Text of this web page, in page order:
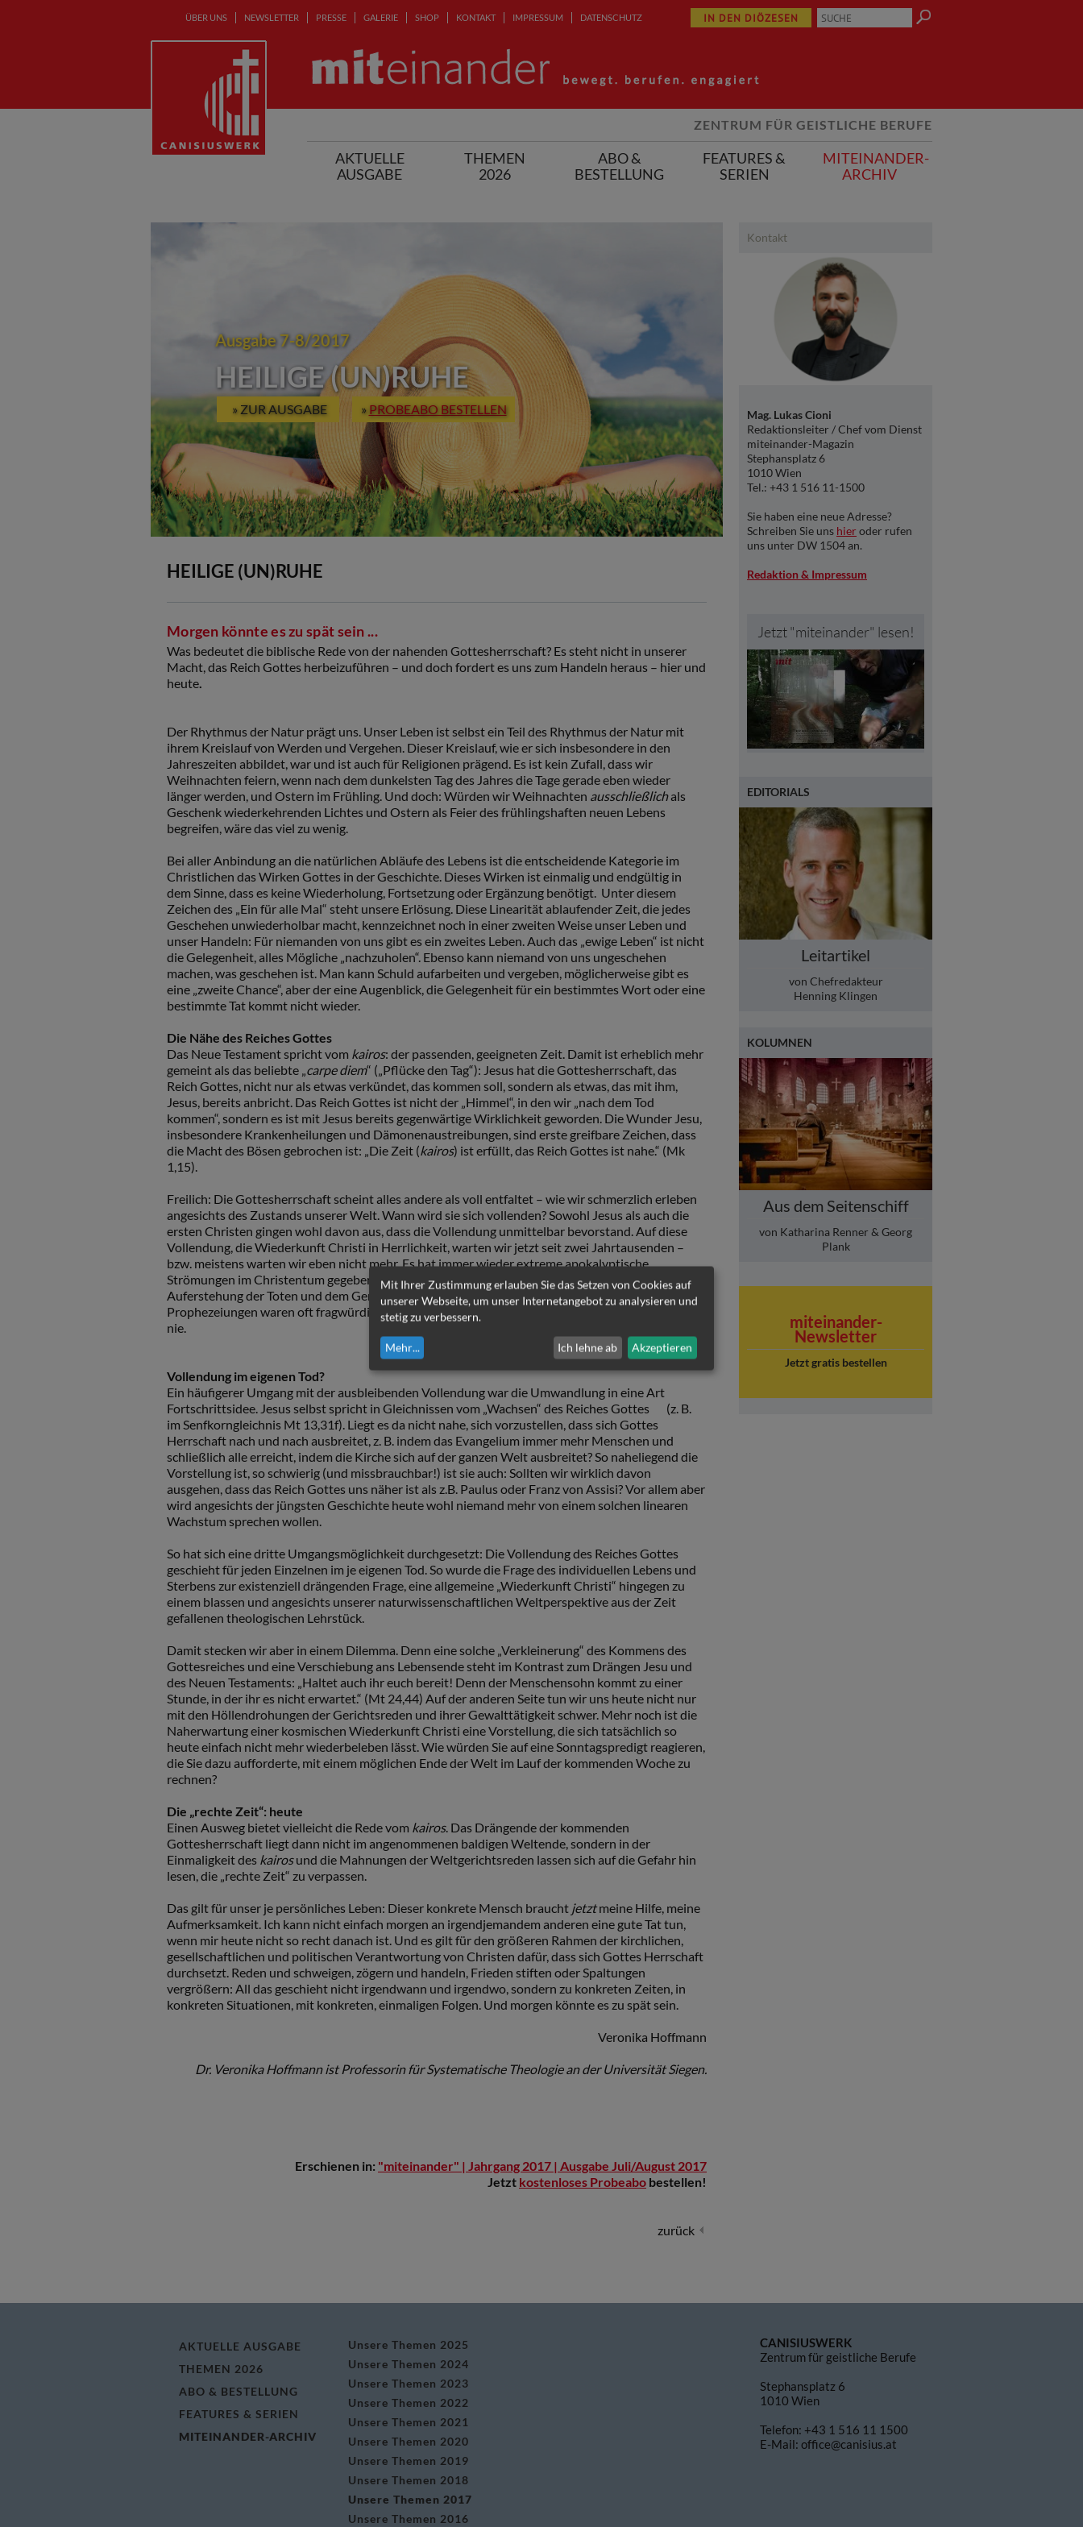
IN DEN DIÖZESEN
ÜBER UNS NEWSLETTER PRESSE GALERIE SHOP KONTAKT IMPRESSUM DATENSCHUTZ
ZENTRUM FÜR GEISTLICHE BERUFE
AKTUELLE
AUSGABE
THEMEN
2026
ABO &
BESTELLUNG
FEATURES &
SERIEN
MITEINANDER-
ARCHIV
Ausgabe 7-8/2017
HEILIGE (UN)RUHE
» ZUR AUSGABE » PROBEABO BESTELLEN
Kontakt
Mag. Lukas Cioni
Redaktionsleiter / Chef vom Dienst
miteinander-Magazin
Stephansplatz 6
1010 Wien
Tel.: +43 1 516 11-1500
Sie haben eine neue Adresse?
Schreiben Sie uns hier oder rufen
uns unter DW 1504 an.
Redaktion & Impressum
Jetzt "miteinander" lesen!
EDITORIALS
Leitartikel
von Chefredakteur
Henning Klingen
KOLUMNEN
Aus dem Seitenschiff
von Katharina Renner & Georg
Plank
miteinander-
Newsletter
Jetzt gratis bestellen
HEILIGE (UN)RUHE
Morgen könnte es zu spät sein ...
Was bedeutet die biblische Rede von der nahenden Gottesherrschaft? Es steht nicht in unserer
Macht, das Reich Gottes herbeizuführen – und doch fordert es uns zum Handeln heraus – hier und
heute.
Der Rhythmus der Natur prägt uns. Unser Leben ist selbst ein Teil des Rhythmus der Natur mit
ihrem Kreislauf von Werden und Vergehen. Dieser Kreislauf, wie er sich insbesondere in den
Jahreszeiten abbildet, war und ist auch für Religionen prägend. Es ist kein Zufall, dass wir
Weihnachten feiern, wenn nach dem dunkelsten Tag des Jahres die Tage gerade eben wieder
länger werden, und Ostern im Frühling. Und doch: Würden wir Weihnachten ausschließlichals
Geschenk wiederkehrenden Lichtes und Ostern als Feier des frühlingshaften neuen Lebens
begreifen, wäre das viel zu wenig.
Bei aller Anbindung an die natürlichen Abläufe des Lebens ist die entscheidende Kategorie im
Christlichen das Wirken Gottes in der Geschichte. Dieses Wirken ist einmalig und endgültig in
dem Sinne, dass es keine Wiederholung, Fortsetzung oder Ergänzung benötigt. Unter diesem
Zeichen des „Ein für alle Mal“ steht unsere Erlösung. Diese Linearität ablaufender Zeit, die jedes
Geschehen unwiederholbar macht, kennzeichnet noch in einer zweiten Weise unser Leben und
unser Handeln: Für niemanden von uns gibt es ein zweites Leben. Auch das „ewige Leben“ ist nicht
die Gelegenheit, alles Mögliche „nachzuholen“. Ebenso kann niemand von uns ungeschehen
machen, was geschehen ist. Man kann Schuld aufarbeiten und vergeben, möglicherweise gibt es
eine „zweite Chance“, aber der eine Augenblick, die Gelegenheit für ein bestimmtes Wort oder eine
bestimmte Tat kommt nicht wieder.
Die Nähe des Reiches Gottes
Das Neue Testament spricht vom kairos: der passenden, geeigneten Zeit. Damit ist erheblich mehr
gemeint als das beliebte „carpediem“ („Pflücke den Tag“): Jesus hat die Gottesherrschaft, das
Reich Gottes, nicht nur als etwas verkündet, das kommen soll, sondern als etwas, das mit ihm,
Jesus, bereits anbricht. Das Reich Gottes ist nicht der „Himmel“, in den wir „nach dem Tod
kommen“, sondern es ist mit Jesus bereits gegenwärtige Wirklichkeit geworden. Die Wunder Jesu,
insbesondere Krankenheilungen und Dämonenaustreibungen, sind erste greifbare Zeichen, dass
die Macht des Bösen gebrochen ist: „Die Zeit (kairos) ist erfüllt, das Reich Gottes ist nahe.“ (Mk
1,15).
Freilich: Die Gottesherrschaft scheint alles andere als voll entfaltet – wie wir schmerzlich erleben
angesichts des Zustands unserer Welt. Wann wird sie sich vollenden? Sowohl Jesus als auch die
ersten Christen gingen wohl davon aus, dass die Vollendung unmittelbar bevorstand. Auf diese
Vollendung, die Wiederkunft Christi in Herrlichkeit, warten wir jetzt seit zwei Jahrtausenden –
bzw. meistens warten wir eben nicht mehr. Es hat immer wieder extreme apokalyptische
Strömungen im Christentum gegeben: Endzeitpropheten, die meinten, demnächst komme mit der
Auferstehung der Toten und dem Gericht zugleich das Ende der Welt. Die Folgen solcher
Prophezeiungen waren oft fragwürdig, manchmal katastrophal, bewahrheitet haben sie sich aber
nie.
Vollendung im eigenen Tod?
Ein häufigerer Umgang mit der ausbleibenden Vollendung war die Umwandlung in eine Art
Fortschrittsidee. Jesus selbst spricht in Gleichnissen vom „Wachsen“ des Reiches Gottes (z. B.
im Senfkorngleichnis Mt 13,31f). Liegt es da nicht nahe, sich vorzustellen, dass sich Gottes
Herrschaft nach und nach ausbreitet, z. B. indem das Evangelium immer mehr Menschen und
schließlich alle erreicht, indem die Kirche sich auf der ganzen Welt ausbreitet? So naheliegend die
Vorstellung ist, so schwierig (und missbrauchbar!) ist sie auch: Sollten wir wirklich davon
ausgehen, dass das Reich Gottes uns näher ist als z.B. Paulus oder Franz von Assisi? Vor allem aber
wird angesichts der jüngsten Geschichte heute wohl niemand mehr von einem solchen linearen
Wachstum sprechen wollen.
So hat sich eine dritte Umgangsmöglichkeit durchgesetzt: Die Vollendung des Reiches Gottes
geschieht für jeden Einzelnen im je eigenen Tod. So wurde die Frage des individuellen Lebens und
Sterbens zur existenziell drängenden Frage, eine allgemeine „Wiederkunft Christi“ hingegen zu
einem blassen und angesichts unserer naturwissenschaftlichen Weltperspektive aus der Zeit
gefallenen theologischen Lehrstück.
Damit stecken wir aber in einem Dilemma. Denn eine solche „Verkleinerung“ des Kommens des
Gottesreiches und eine Verschiebung ans Lebensende steht im Kontrast zum Drängen Jesu und
des Neuen Testaments: „Haltet auch ihr euch bereit! Denn der Menschensohn kommt zu einer
Stunde, in der ihr es nicht erwartet.“ (Mt 24,44) Auf der anderen Seite tun wir uns heute nicht nur
mit den Höllendrohungen der Gerichtsreden und ihrer Gewalttätigkeit schwer. Mehr noch ist die
Naherwartung einer kosmischen Wiederkunft Christi eine Vorstellung, die sich tatsächlich so
heute einfach nicht mehr wiederbeleben lässt. Wie würden Sie auf eine Sonntagspredigt reagieren,
die Sie dazu aufforderte, mit einem möglichen Ende der Welt im Lauf der kommenden Woche zu
rechnen?
Die „rechte Zeit“: heute
Einen Ausweg bietet vielleicht die Rede vom kairos. Das Drängende der kommenden
Gottesherrschaft liegt dann nicht im angenommenen baldigen Weltende, sondern in der
Einmaligkeit des kairosund die Mahnungen der Weltgerichtsreden lassen sich auf die Gefahr hin
lesen, die „rechte Zeit“ zu verpassen.
Das gilt für unser je persönliches Leben: Dieser konkrete Mensch braucht jetztmeine Hilfe, meine
Aufmerksamkeit. Ich kann nicht einfach morgen an irgendjemandem anderen eine gute Tat tun,
wenn mir heute nicht so recht danach ist. Und es gilt für den größeren Rahmen der kirchlichen,
gesellschaftlichen und politischen Verantwortung von Christen dafür, dass sich Gottes Herrschaft
durchsetzt. Reden und schweigen, zögern und handeln, Frieden stiften oder Spaltungen
vergrößern: All das geschieht nicht irgendwann und irgendwo, sondern zu konkreten Zeiten, in
konkreten Situationen, mit konkreten, einmaligen Folgen. Und morgen könnte es zu spät sein.
Veronika Hoffmann
Dr. Veronika Hoffmann ist Professorin für Systematische Theologie an der Universität Siegen.
Erschienen in: "miteinander" | Jahrgang 2017 | Ausgabe Juli/August 2017
Jetzt kostenloses Probeabo bestellen!
zurück
AKTUELLE AUSGABE
THEMEN 2026
ABO & BESTELLUNG
FEATURES & SERIEN
MITEINANDER-ARCHIV
Unsere Themen 2025
Unsere Themen 2024
Unsere Themen 2023
Unsere Themen 2022
Unsere Themen 2021
Unsere Themen 2020
Unsere Themen 2019
Unsere Themen 2018
Unsere Themen 2017
Unsere Themen 2016
CANISIUSWERK
Zentrum für geistliche Berufe
Stephansplatz 6
1010 Wien
Telefon: +43 1 516 11 1500
E-Mail: office@canisius.at
Mit Ihrer Zustimmung erlauben Sie das Setzen von Cookies auf
unserer Webseite, um unser Internetangebot zu analysieren und
stetig zu verbessern.
Mehr... Ich lehne ab Akzeptieren